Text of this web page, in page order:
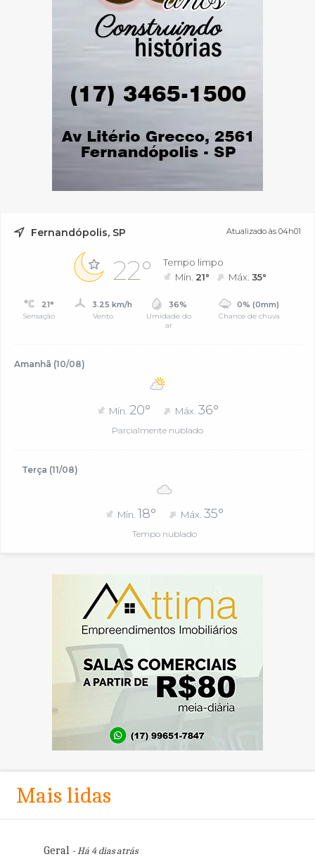
Fernandópolis, SP Atualizado às 04h01
22°
Tempo limpo
Mín. 21° Máx.35°
21°
Sensação
3.25 km/h
Vento
36%
Umidade do
ar
0% (0mm)
Chance de chuva
Amanhã (10/08)
Mín. 20° Máx. 36°
Parcialmente nublado
Terça (11/08)
Mín. 18° Máx.35°
Tempo nublado
Mais lidas
Geral- Há 4 dias atrás